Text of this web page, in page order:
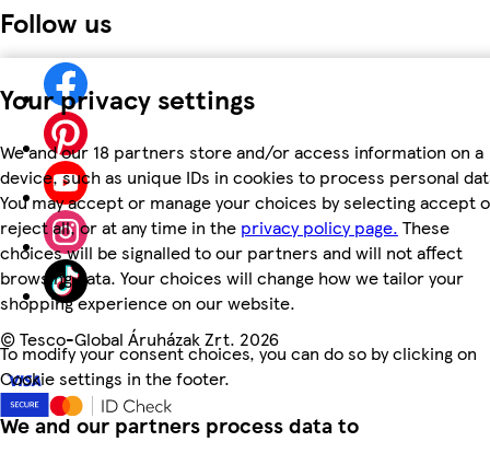
Your privacy settings
We and our 18 partners store and/or access information on a
device, such as unique IDs in cookies to process personal
You may accept or manage your choices by selecting accept
reject all, or at any time in the privacy policy page. These
choices will be signalled to our partners and will not affect
browsing data. Your choices will change how we tailor your
shopping experience on our website.
To modify your consent choices, you can do so by clicking on
Cookie settings in the footer.
We and our partners process data to
Follow us
©Tesco-Global Áruházak Zrt. 2026